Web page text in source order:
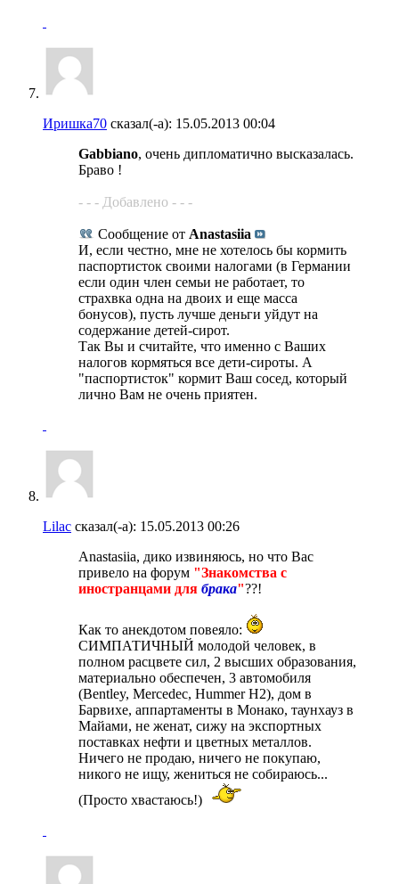
Иришка70 сказал(-а): 15.05.2013 00:04
Gabbiano, очень дипломатично высказалась.
Браво !
- - - Добавлено - - -
Сообщение от Anastasiia
И, если честно, мне не хотелось бы кормить
паспортисток своими налогами (в Германии
если один член семьи не работает, то
страхвка одна на двоих и еще масса
бонусов), пусть лучше деньги уйдут на
содержание детей-сирот.
Так Вы и считайте, что именно с Ваших
налогов кормяться все дети-сироты. А
"паспортисток" кормит Ваш сосед, который
лично Вам не очень приятен.
Lilac сказал(-а): 15.05.2013 00:26
Anastasiia, дико извиняюсь, но что Вас
привело на форум "Знакомства с
иностранцами для брака"??!
Как то анекдотом повеяло:
СИМПАТИЧНЫЙ молодой человек, в
полном расцвете сил, 2 высших образования,
материально обеспечен, 3 автомобиля
(Bentley, Mercedec, Hummer H2), дом в
Барвихе, аппартаменты в Монако, таунхауз в
Майами, не женат, сижу на экспортных
поставках нефти и цветных металлов.
Ничего не продаю, ничего не покупаю,
никого не ищу, жениться не собираюсь...
(Просто хвастаюсь!)